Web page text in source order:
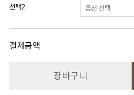
선택2
결제금액
장바구니